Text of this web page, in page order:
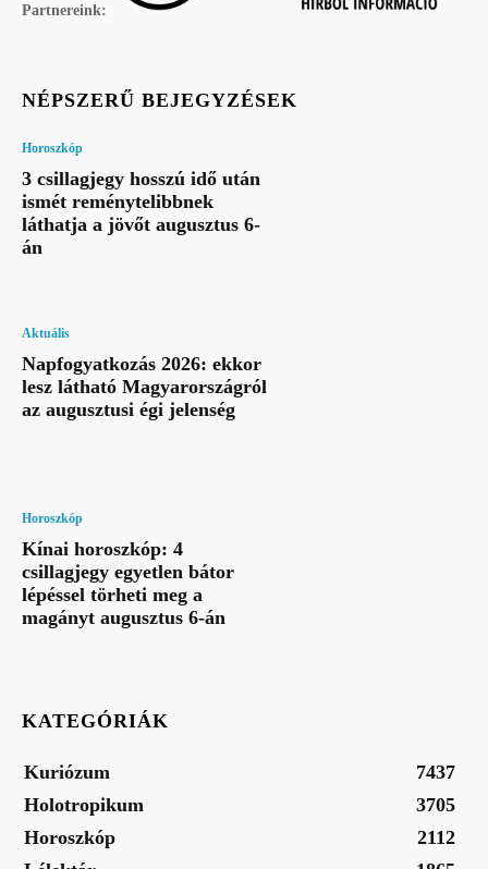
Partnereink:
NÉPSZERŰ BEJEGYZÉSEK
Horoszkóp
3 csillagjegy hosszú idő után
ismét reménytelibbnek
láthatja a jövőt augusztus 6-
án
Aktuális
Napfogyatkozás 2026: ekkor
lesz látható Magyarországról
az augusztusi égi jelenség
Horoszkóp
Kínai horoszkóp: 4
csillagjegy egyetlen bátor
lépéssel törheti meg a
magányt augusztus 6-án
KATEGÓRIÁK
Kuriózum
7437
Holotropikum
3705
Horoszkóp
2112